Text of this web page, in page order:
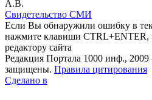
А.В.
Свидетельство СМИ
Если Вы обнаружили ошибку в
нажмите клавиши CTRL+ENTER,
редактору сайта
Редакция Портала 1000 инф., 2009
защищены. Правила цитирования
Сделано в